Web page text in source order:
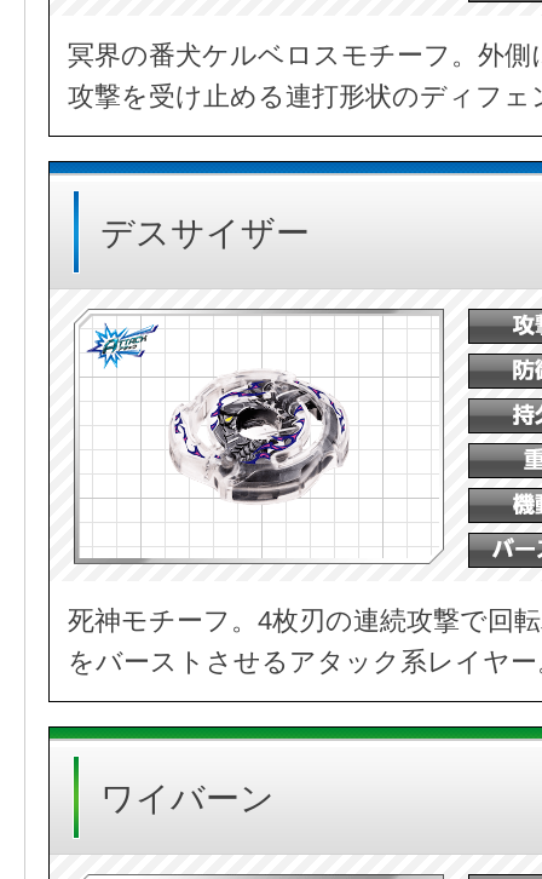
冥界の番犬ケルベロスモチーフ。外
攻撃を受け止める連打形状のディフ
デスサイザー
死神モチーフ。4枚刃の連続攻撃で回
をバーストさせるアタック系レイヤー
ワイバーン